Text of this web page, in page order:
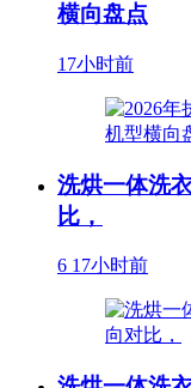
横向盘点
17小时前
洗烘一体洗
比，
6 17小时前